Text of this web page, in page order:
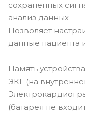
сохраненных
анализ данных
Позволяет
данные пациента
Память
ЭКГ (на
(батарея не